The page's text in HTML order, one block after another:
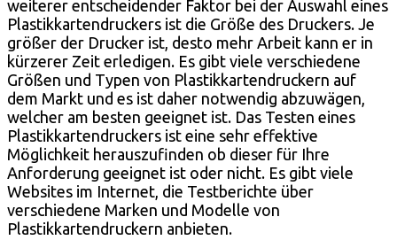
weiterer entscheidender Faktor bei der Auswahl eines
Plastikkartendruckers ist die Größe des Druckers. Je
größer der Drucker ist, desto mehr Arbeit kann er in
kürzerer Zeit erledigen. Es gibt viele verschiedene
Größen und Typen von Plastikkartendruckern auf
dem Markt und es ist daher notwendig abzuwägen,
welcher am besten geeignet ist. Das Testen eines
Plastikkartendruckers ist eine sehr effektive
Möglichkeit herauszufinden ob dieser für Ihre
Anforderung geeignet ist oder nicht. Es gibt viele
Websites im Internet, die Testberichte über
verschiedene Marken und Modelle von
Plastikkartendruckern anbieten.